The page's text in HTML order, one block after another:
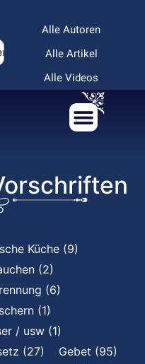
Alle Autoren
Alle Artikel
Alle Videos
Küche (9)
(2)
(6)
(1)
/ usw (1)
(27)
Gebet (95)